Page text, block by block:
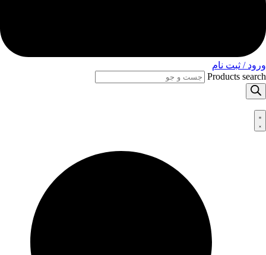
ورود / ثبت نام
Products search